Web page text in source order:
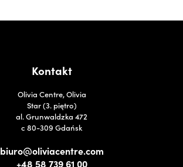
Kontakt
Olivia Centre, Olivia
Star (3. piętro)
al. Grunwaldzka 472
c 80-309 Gdańsk
biuro@oliviacentre.com
+48 58 739 61 00